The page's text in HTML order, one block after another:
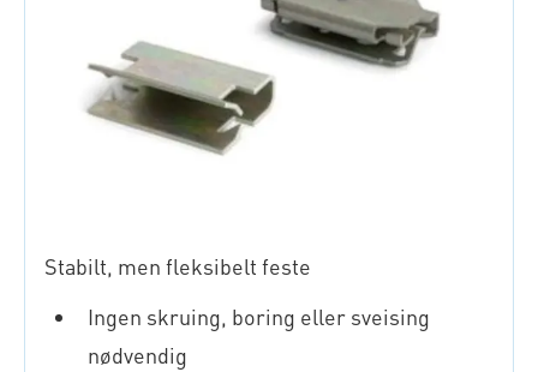
Stabilt, men fleksibelt feste
Ingen skruing, boring eller sveising
nødvendig